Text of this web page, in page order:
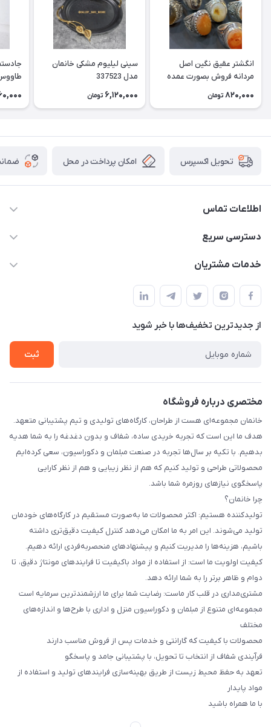
انگشتر عقیق نگین اصل
مردانه فروش بصورت عمده
3عدد هست فروش بصورت
820,000 تومان
سینی لیلیوم مشکی خانمان
مدل 337523
6,120,000 تومان
تحویل اکسپرس امکان پرداخت در محل
اطلاعات تماس
09124780957
دسترسی سریع
حساب کاربری
لیست محصولات
درباره ما
خدمات مشتریان
قوانین و مقررات
حریم خصوصی
راهنما
از جدید‌ترین تخفیف‌ها با‌ خبر شوید
ثبت
مختصری درباره فروشگاه
خانمان مجموعه‌ای هست از طراحان، کارگاه‌های تولیدی و تیم پشتیبانی متعهد.
هدف ما این است که تجربه خریدی ساده، شفاف و بدون دغدغه را به شما هدیه
بدهیم. با تکیه بر سال‌ها تجربه در صنعت مبلمان و دکوراسیون، سعی کرده‌ایم
محصولاتی طراحی و تولید کنیم که هم از نظر زیبایی و هم از نظر کارایی
پاسخگوی نیازهای روزمره شما باشد.
چرا خانمان؟
تولیدکننده هستیم: اکثر محصولات ما به‌صورت مستقیم در کارگاه‌های خودمان
تولید می‌شوند. این امر به ما امکان می‌دهد کنترل کیفیت دقیق‌تری داشته
باشیم، هزینه‌ها را مدیریت کنیم و پیشنهادهای منحصربه‌فردی ارائه دهیم.
کیفیت اولویت ما است: از استفاده از مواد باکیفیت تا فرایندهای مونتاژ دقیق، تا
دوام و ظاهر برتر را به شما ارائه دهد.
مشتری‌مداری در قلب کار ماست: رضایت شما برای ما ارزشمندترین سرمایه است
مجموعه‌ای متنوع از مبلمان و دکوراسیون منزل و اداری با طرح‌ها و اندازه‌های
مختلف
محصولات با کیفیت که گارانتی و خدمات پس از فروش مناسب دارند
فرآیندی شفاف از انتخاب تا تحویل، با پشتیبانی جامد و پاسخگو
تعهد به حفظ محیط زیست از طریق بهینه‌سازی فرایندهای تولید و استفاده از
مواد پایدار
با ما همراه باشید